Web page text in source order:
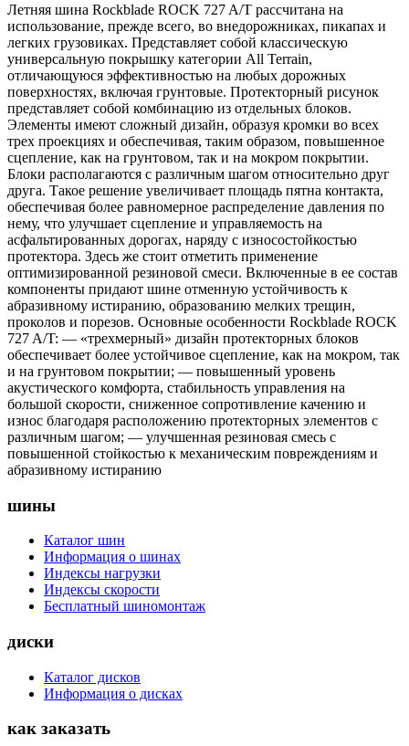
Летняя шина Rockblade ROCK 727 A/T рассчитана на
использование, прежде всего, во внедорожниках, пикапах и
легких грузовиках. Представляет собой классическую
универсальную покрышку категории All Terrain,
отличающуюся эффективностью на любых дорожных
поверхностях, включая грунтовые. Протекторный рисунок
представляет собой комбинацию из отдельных блоков.
Элементы имеют сложный дизайн, образуя кромки во всех
трех проекциях и обеспечивая, таким образом, повышенное
сцепление, как на грунтовом, так и на мокром покрытии.
Блоки располагаются с различным шагом относительно друг
друга. Такое решение увеличивает площадь пятна контакта,
обеспечивая более равномерное распределение давления по
нему, что улучшает сцепление и управляемость на
асфальтированных дорогах, наряду с износостойкостью
протектора. Здесь же стоит отметить применение
оптимизированной резиновой смеси. Включенные в ее состав
компоненты придают шине отменную устойчивость к
абразивному истиранию, образованию мелких трещин,
проколов и порезов. Основные особенности Rockblade ROCK
727 A/T: — «трехмерный» дизайн протекторных блоков
обеспечивает более устойчивое сцепление, как на мокром, так
и на грунтовом покрытии; — повышенный уровень
акустического комфорта, стабильность управления на
большой скорости, сниженное сопротивление качению и
износ благодаря расположению протекторных элементов с
различным шагом; — улучшенная резиновая смесь с
повышенной стойкостью к механическим повреждениям и
абразивному истиранию
шины
Каталог шин
Информация о шинах
Индексы нагрузки
Индексы скорости
Бесплатный шиномонтаж
диски
Каталог дисков
Информация о дисках
как заказать